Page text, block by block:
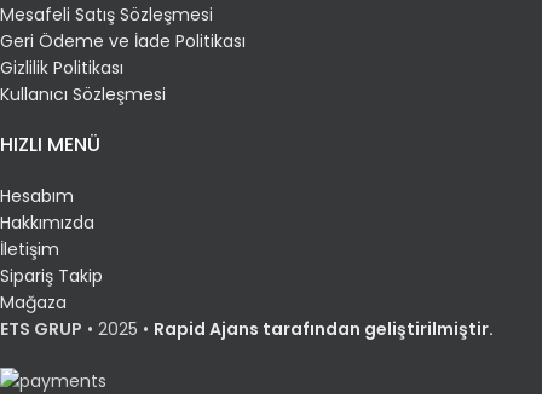
Mesafeli Satış Sözleşmesi
Geri Ödeme ve İade Politikası
Gizlilik Politikası
Kullanıcı Sözleşmesi
HIZLI MENÜ
Hesabım
Hakkımızda
İletişim
Sipariş Takip
Mağaza
ETS GRUP • 2025 • Rapid Ajans tarafından geliştirilmiştir.